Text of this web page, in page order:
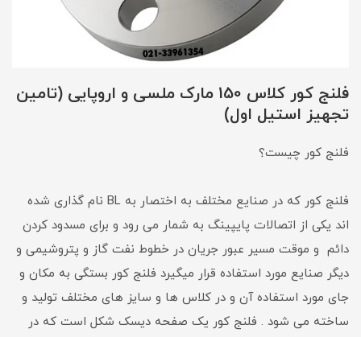
فلنج کور کلاس 150 مارک ملسی و اروپایی (تامین
تجهیز استیل اول)
فلنج کور چیست؟
فلنج کور که در صنایع مختلف به اختصار به BL نام گذاری شده
اند یکی از اتصالات پایپینگ به شمار می رود و برای مسدود کردن
دائم و موقت مسیر عبور جریان در خطوط نفت گاز و پتروشیمی و
دیگر صنایع مورد استفاده قرار میگیرد فلنج کور بستگی به مکان و
جای مورد استفاده آن و در کلاس ها و سایز های مختلف تولید و
ساخته می شود . فلنج کور یک صفحه دیسک شکل است که در